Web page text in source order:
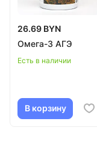
26.69 BYN
Омега-3 АГЭ
Есть в наличии
В корзину